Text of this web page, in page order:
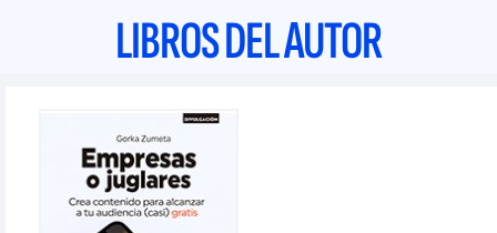
LIBROS DEL AUTOR